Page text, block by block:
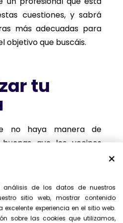
cuestiones, y sabrá
más adecuadas para
objetivo que buscáis.
tu
no haya manera de
que los vecinos
mucho a la calidad
un problema grave
acometer una
vivienda.
análisis de los datos de nuestros
sitio web, mostrar contenido
experiencia en el sitio web.
sobre las cookies que utilizamos,